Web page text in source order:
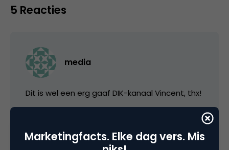
5 Reacties
media
Dit is wel een erg gaaf DIK-kanaal Vincent, thx!
Marketingfacts. Elke dag vers. Mis